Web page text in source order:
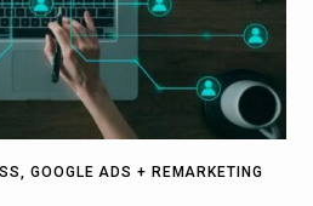
GOOGLE ADS + REMARKETING